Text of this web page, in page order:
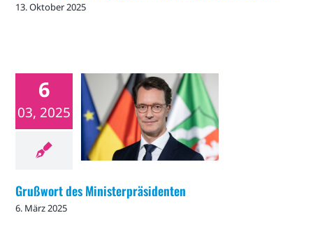
13. Oktober 2025
6
03, 2025
Grußwort des
Ministerpräsidenten
Nachrichten
Grußwort des Ministerpräsidenten
6. März 2025